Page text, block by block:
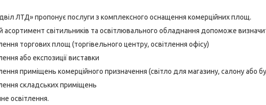
ЛТД» пропонує послуги з комплексного оснащення комерційних площ.
асортимент світильників та освітлювального обладнання допоможе
торгових площ (торгівельного центру, освітлення офісу)
або експозиції виставки
приміщень комерційного призначення (світло для магазину, салону або
складських приміщень
освітлення.